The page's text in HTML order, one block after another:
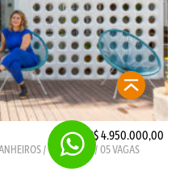
R$ 4.950.000,00
/ 01 LAVABO / 05 VAGAS